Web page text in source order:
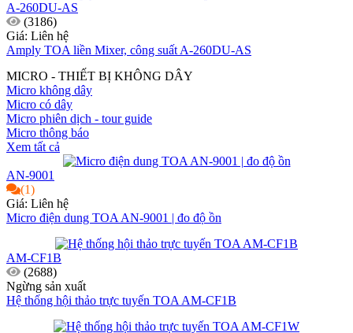
A-260DU-AS
(3186)
Giá: Liên hệ
Amply TOA liền Mixer, công suất A-260DU-AS
MICRO - THIẾT BỊ KHÔNG DÂY
Micro không dây
Micro có dây
Micro phiên dịch - tour guide
Micro thông báo
Xem tất cả
AN-9001
(1)
Giá: Liên hệ
Micro điện dung TOA AN-9001 | đo độ ồn
AM-CF1B
(2688)
Ngừng sản xuất
Hệ thống hội thảo trực tuyến TOA AM-CF1B